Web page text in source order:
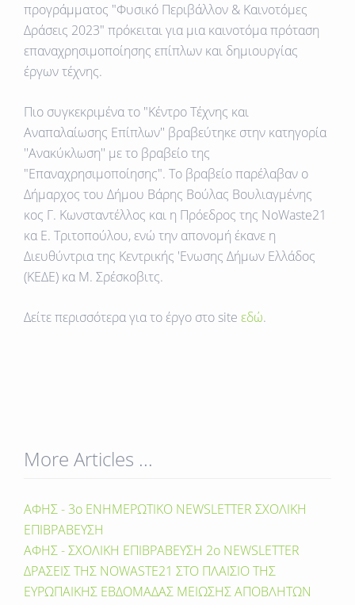
προγράμματος "Φυσικό Περιβάλλον & Καινοτόμες
Δράσεις 2023" πρόκειται για μια καινοτόμα πρόταση
επαναχρησιμοποίησης επίπλων και δημιουργίας
έργων τέχνης.
Πιο συγκεκριμένα το "Kέντρο Τέχνης και
Αναπαλαίωσης Επίπλων'' βραβεύτηκε στην κατηγορία
''Ανακύκλωση'' με το βραβείο της
"Επαναχρησιμοποίησης". Το βραβείο παρέλαβαν ο
Δήμαρχος του Δήμου Βάρης Βούλας Βουλιαγμένης
κος Γ. Κωνσταντέλλος και η Πρόεδρος της NoWaste21
κα Ε. Τριτοπούλου, ενώ την απονομή έκανε η
Διευθύντρια της Κεντρικής 'Ενωσης Δήμων Ελλάδος
(ΚΕΔΕ) κα Μ. Σρέσκοβιτς.
Δείτε περισσότερα για το έργο στο site εδώ.
More Articles ...
ΑΦΗΣ - 3o ENHMEΡΩΤΙΚΟ NEWSLETTER ΣΧΟΛΙΚΗ
ΕΠΙΒΡΑΒΕΥΣΗ
ΑΦΗΣ - ΣΧΟΛΙΚΗ ΕΠΙΒΡΑΒΕΥΣΗ 2ο ΝΕWSLETTER
ΔΡΑΣΕΙΣ ΤΗΣ NOWASTE21 ΣΤΟ ΠΛΑΙΣΙΟ ΤΗΣ
ΕΥΡΩΠΑΙΚΗΣ ΕΒΔΟΜΑΔΑΣ ΜΕΙΩΣΗΣ ΑΠΟΒΛΗΤΩΝ